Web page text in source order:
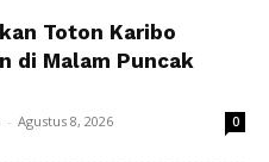
Toton Karibo
di Malam Puncak
- Agustus 8, 2026 0